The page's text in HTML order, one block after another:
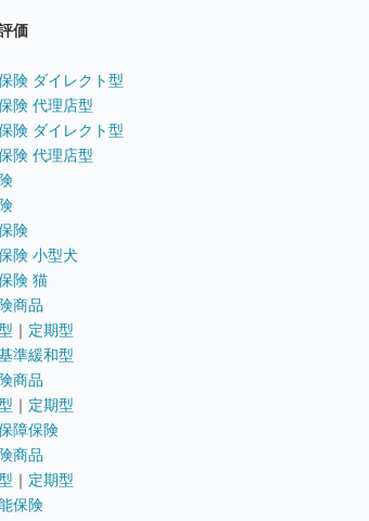
価
険 ダイレクト型
険 代理店型
険 ダイレクト型
険 代理店型
険
険 小型犬
険 猫
商品
｜ 定期型
準緩和型
商品
｜ 定期型
障保険
商品
｜ 定期型
保険